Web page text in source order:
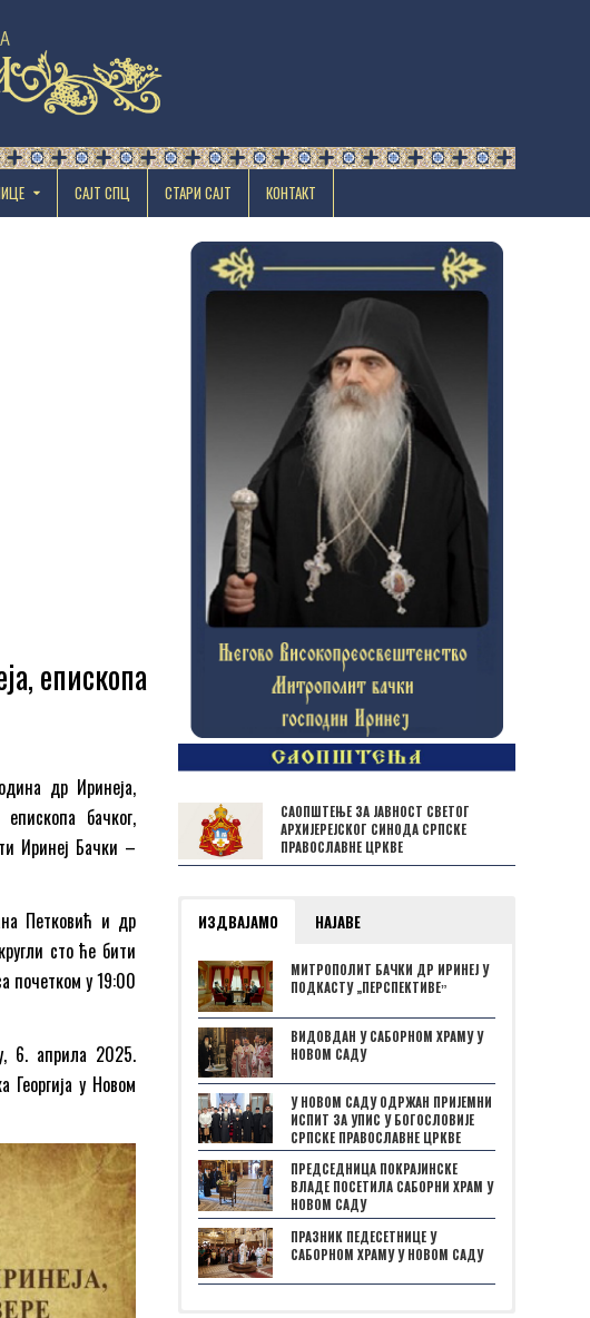
САЈТ СПЦ СТАРИ САЈТ КОНТАКТ
епископа
др Иринеја,
бачког,
Иринеј Бачки –
Петковић и др
сто ће бити
почетком у 19:00
6. априла 2025.
Георгија у Новом
САОПШТЕЊЕ ЗА ЈАВНОСТ СВЕТОГ
АРХИЈЕРЕЈСКОГ СИНОДА СРПСКЕ
ПРАВОСЛАВНЕ ЦРКВЕ
ИЗДВАЈАМО НАЈАВЕ
МИТРОПОЛИТ БАЧКИ ДР ИРИНЕЈ У
ПОДКАСТУ „ПЕРСПЕКТИВЕˮ
ВИДОВДАН У САБОРНОМ ХРАМУ У
НОВОМ САДУ
У НОВОМ САДУ ОДРЖАН ПРИЈЕМНИ
ИСПИТ ЗА УПИС У БОГОСЛОВИЈЕ
СРПСКЕ ПРАВОСЛАВНЕ ЦРКВЕ
ПРЕДСЕДНИЦА ПОКРАЈИНСКЕ
ВЛАДЕ ПОСЕТИЛА САБОРНИ ХРАМ У
НОВОМ САДУ
ПРАЗНИК ПЕДЕСЕТНИЦЕ У
САБОРНОМ ХРАМУ У НОВОМ САДУ